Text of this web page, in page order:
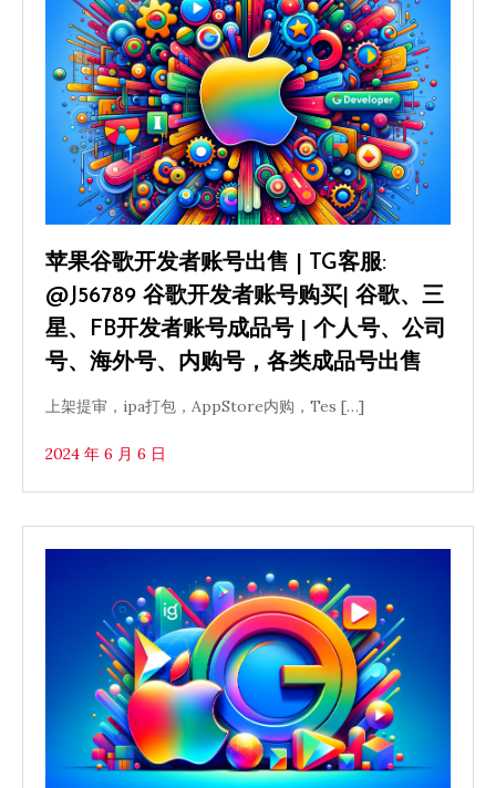
苹果谷歌开发者账号出售 | TG客服:
@J56789 谷歌开发者账号购买| 谷歌、三
星、FB开发者账号成品号 | 个人号、公司
号、海外号、内购号，各类成品号出售
上架提审，ipa打包，AppStore内购，Tes […]
2024 年 6 月 6 日